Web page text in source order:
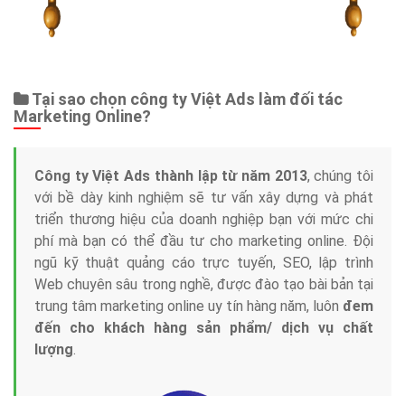
Tại sao chọn công ty Việt Ads làm đối tác
Marketing Online?
Công ty Việt Ads thành lập từ năm 2013, chúng tôi
với bề dày kinh nghiệm sẽ tư vấn xây dựng và phát
triển thương hiệu của doanh nghiệp bạn với mức chi
phí mà bạn có thể đầu tư cho marketing online. Đội
ngũ kỹ thuật quảng cáo trực tuyến, SEO, lập trình
Web chuyên sâu trong nghề, được đào tạo bài bản tại
trung tâm marketing online uy tín hàng năm, luôn đem
đến cho khách hàng sản phẩm/ dịch vụ chất
lượng.